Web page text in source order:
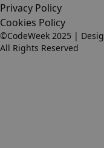
Privacy Policy
Cookies Policy
©CodeWeek 2025 |
All Rights Reserved